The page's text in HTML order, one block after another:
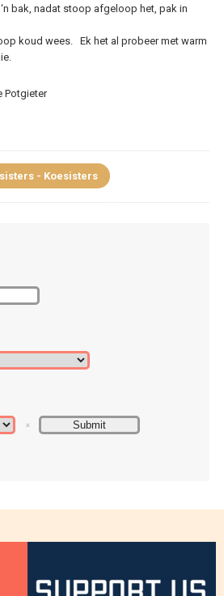
bak, nadat stoop afgeloop het, pak in
koud wees. Ek het al probeer met warm
Potgieter
- Koesisters